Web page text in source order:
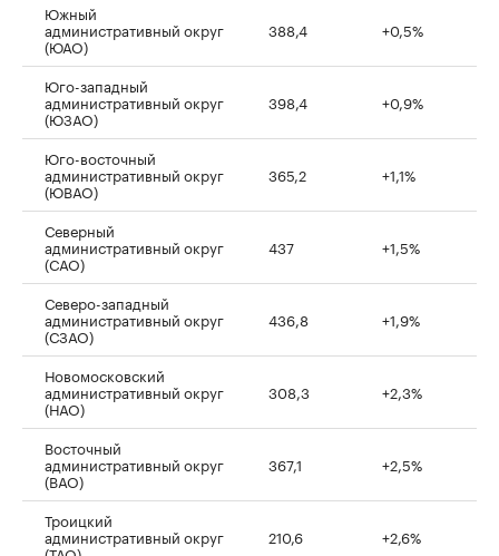
Южный
административный округ
(ЮАО)
388,4 +0,5%
Юго-западный
административный округ
(ЮЗАО)
398,4 +0,9%
Юго-восточный
административный округ
(ЮВАО)
365,2 +1,1%
Северный
административный округ
(САО)
437 +1,5%
Северо-западный
административный округ
(СЗАО)
436,8 +1,9%
Новомосковский
административный округ
(НАО)
308,3 +2,3%
Восточный
административный округ
(ВАО)
367,1 +2,5%
Троицкий
административный округ 210,6 +2,6%